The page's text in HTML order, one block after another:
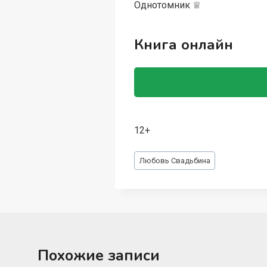
Однотомник ♕
Книга онлайн
12+
Метки
записи:
Любовь Свадьбина
Похожие записи